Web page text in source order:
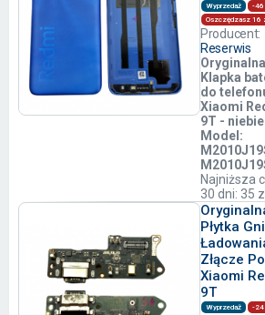
Wyprzedaż
-
Oszczędzasz 16
Producent:
Reserwis
Klapka
do
Xiaomi
9T -
Model:
Najniższa
30 dni: 35
Płytka
Złącze
Xiaomi
9T
Wyprzedaż
-